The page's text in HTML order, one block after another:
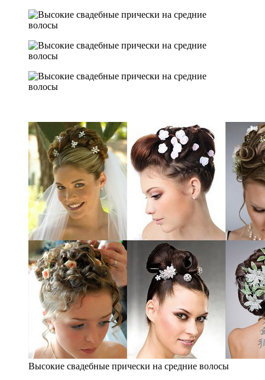
Высокие свадебные прически на средние волосы